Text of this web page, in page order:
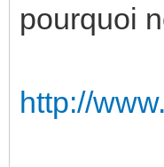
pourquoi
http://